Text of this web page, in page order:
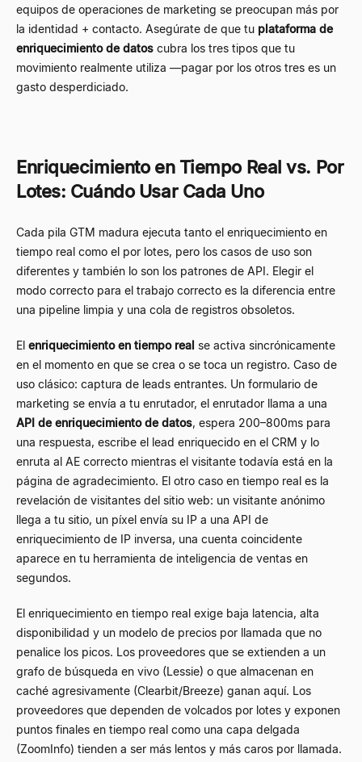
equipos de operaciones de marketing se preocupan más por
la identidad + contacto. Asegúrate de que tu plataforma de
enriquecimiento de datos cubra los tres tipos que tu
movimiento realmente utiliza —pagar por los otros tres es un
gasto desperdiciado.
Enriquecimiento en Tiempo Real vs. Por
Lotes: Cuándo Usar Cada Uno
Cada pila GTM madura ejecuta tanto el enriquecimiento en
tiempo real como el por lotes, pero los casos de uso son
diferentes y también lo son los patrones de API. Elegir el
modo correcto para el trabajo correcto es la diferencia entre
una pipeline limpia y una cola de registros obsoletos.
El enriquecimiento en tiempo real se activa sincrónicamente
en el momento en que se crea o se toca un registro. Caso de
uso clásico: captura de leads entrantes. Un formulario de
marketing se envía a tu enrutador, el enrutador llama a una
API de enriquecimiento de datos, espera 200–800ms para
una respuesta, escribe el lead enriquecido en el CRM y lo
enruta al AE correcto mientras el visitante todavía está en la
página de agradecimiento. El otro caso en tiempo real es la
revelación de visitantes del sitio web: un visitante anónimo
llega a tu sitio, un píxel envía su IP a una API de
enriquecimiento de IP inversa, una cuenta coincidente
aparece en tu herramienta de inteligencia de ventas en
segundos.
El enriquecimiento en tiempo real exige baja latencia, alta
disponibilidad y un modelo de precios por llamada que no
penalice los picos. Los proveedores que se extienden a un
grafo de búsqueda en vivo (Lessie) o que almacenan en
caché agresivamente (Clearbit/Breeze) ganan aquí. Los
proveedores que dependen de volcados por lotes y exponen
puntos finales en tiempo real como una capa delgada
(ZoomInfo) tienden a ser más lentos y más caros por llamada.